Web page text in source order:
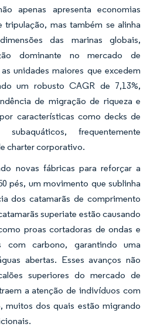
apenas apresenta economias
mas também se alinha
das marinas globais,
dominante no mercado de
unidades maiores que excedem
um robusto CAGR de 7,13%,
de migração de riqueza e
características como decks de
frequentemente
charter corporativo.
novas fábricas para reforçar a
pés, um movimento que sublinha
dos catamarãs de comprimento
superiate estão causando
proas cortadoras de ondas e
com carbono, garantindo uma
abertas. Esses avanços não
superiores do mercado de
a atenção de indivíduos com
muitos dos quais estão migrando